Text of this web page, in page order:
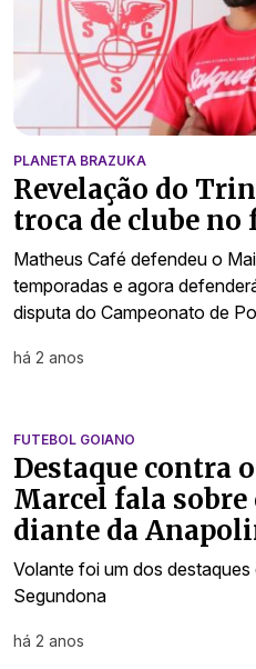
PLANETA BRAZUKA
Revelação do
troca de clube no
Matheus Café defendeu o
temporadas e agora
disputa do Campeonato de
há 2 anos
FUTEBOL GOIANO
Destaque contra
Marcel fala
diante da
Volante foi um dos destaques
Segundona
há 2 anos